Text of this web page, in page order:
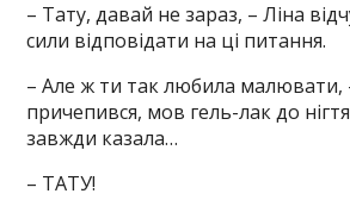
– Тату, давай не зараз, – Ліна
сили відповідати на ці питання.
– Але ж ти так любила малювати,
причепився, мов гель-лак до
завжди казала…
– ТАТУ!